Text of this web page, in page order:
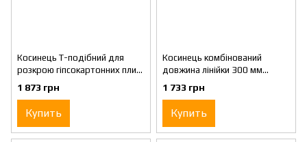
Косинець Т-подібний для
розкрою гіпсокартонних плит
STANLEY STHT1-05894
1 873 грн
Купить
Косинець комбінований
довжина лінійки 300 мм
STANLEY 0-46-151
1 733 грн
Купить